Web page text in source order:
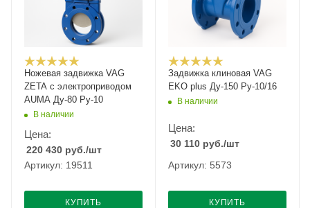
Ножевая задвижка VAG
ZETA с электроприводом
AUMA Ду-80 Ру-10
В наличии
Цена:
220 430 руб./шт
Артикул: 19511
КУПИТЬ
Задвижка клиновая VAG
EKO plus Ду-150 Ру-10/16
В наличии
Цена:
30 110 руб./шт
Артикул: 5573
КУПИТЬ